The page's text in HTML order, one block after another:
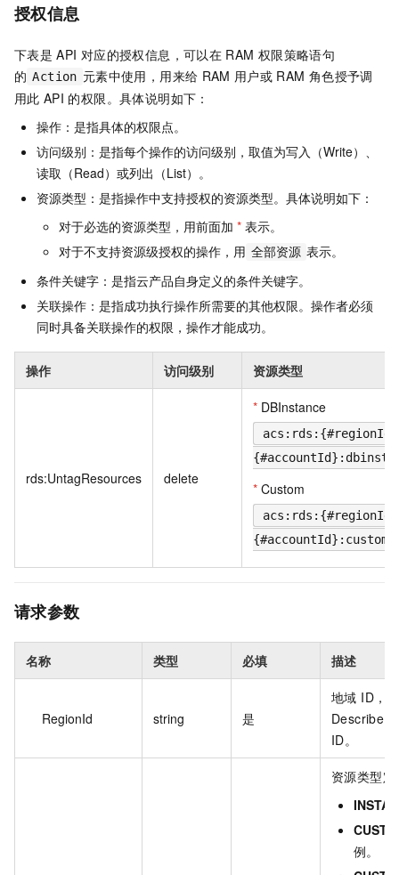
授权信息
下表是 API 对应的授权信息，可以在 RAM 权限策略语句
的 Action 元素中使用，用来给 RAM 用户或 RAM 角色授予调
用此 API 的权限。具体说明如下：
操作：是指具体的权限点。
访问级别：是指每个操作的访问级别，取值为写入（Write）、
读取（Read）或列出（List）。
资源类型：是指操作中支持授权的资源类型。具体说明如下：
对于必选的资源类型，用前面加 * 表示。
对于不支持资源级授权的操作，用 全部资源 表示。
条件关键字：是指云产品自身定义的条件关键字。
关联操作：是指成功执行操作所需要的其他权限。操作者必须
同时具备关联操作的权限，操作才能成功。
操作 访问级别 资源类型
rds:UntagResources delete
* DBInstance
* Custom
请求参数
名称 类型 必填 描述
RegionId string 是
地域 ID，
ID。
资源类型
例。